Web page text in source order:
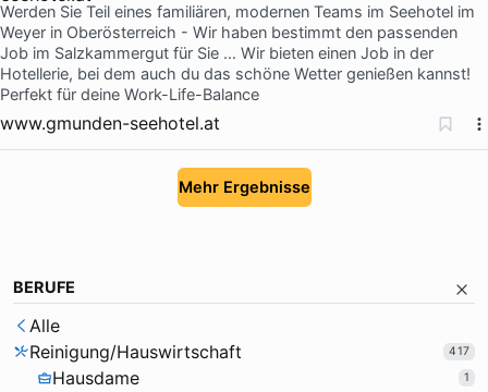
Werden Sie Teil eines familiären, modernen Teams im Seehotel im
Weyer in Oberösterreich - Wir haben bestimmt den passenden
Job im Salzkammergut für Sie … Wir bieten einen Job in der
Hotellerie, bei dem auch du das schöne Wetter genießen kannst!
Perfekt für deine Work-Life-Balance
www.gmunden-seehotel.at
Mehr Ergebnisse
BERUFE
Alle
Reinigung/Hauswirtschaft
417
Hausdame 1